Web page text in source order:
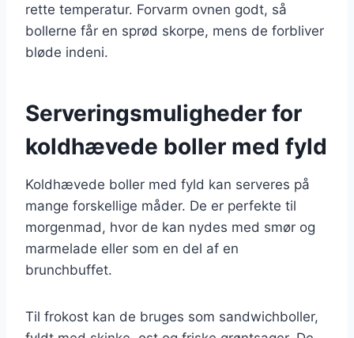
rette temperatur. Forvarm ovnen godt, så
bollerne får en sprød skorpe, mens de forbliver
bløde indeni.
Serveringsmuligheder for
koldhævede boller med fyld
Koldhævede boller med fyld kan serveres på
mange forskellige måder. De er perfekte til
morgenmad, hvor de kan nydes med smør og
marmelade eller som en del af en
brunchbuffet.
Til frokost kan de bruges som sandwichboller,